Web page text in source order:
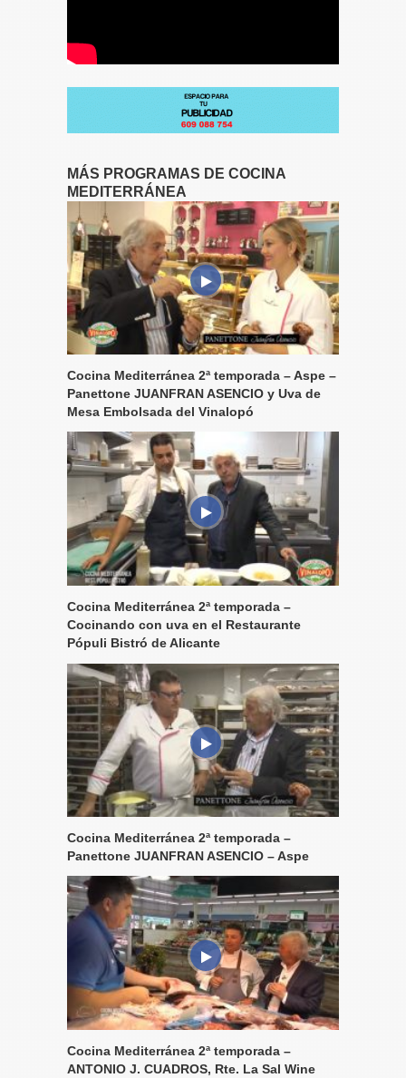
MÁS PROGRAMAS DE COCINA
MEDITERRÁNEA
Cocina Mediterránea 2ª temporada – Aspe –
Panettone JUANFRAN ASENCIO y Uva de
Mesa Embolsada del Vinalopó
Cocina Mediterránea 2ª temporada –
Cocinando con uva en el Restaurante
Pópuli Bistró de Alicante
Cocina Mediterránea 2ª temporada –
Panettone JUANFRAN ASENCIO – Aspe
Cocina Mediterránea 2ª temporada –
ANTONIO J. CUADROS, Rte. La Sal Wine